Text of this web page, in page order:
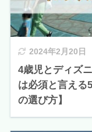
2024年2月20日
4歳児とディズ
は必須と言える
の選び方】